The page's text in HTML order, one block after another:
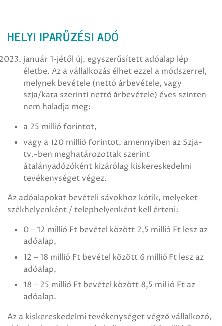
HELYI IPARŰZÉSI ADÓ
január 1-jétől új, egyszerűsített adóalap lép
életbe. Az a vállalkozás élhet ezzel a módszerrel,
melynek bevétele (nettó árbevétele, vagy
szja/kata szerinti nettó árbevétele) éves szinten
nem haladja meg:
a 25 millió forintot,
vagy a 120 millió forintot, amennyiben az Szja-
tv.-ben meghatározottak szerint
átalányadózóként kizárólag kiskereskedelmi
tevékenységet végez.
Az adóalapokat bevételi sávokhoz kötik, melyeket
székhelyenként / telephelyenként kell érteni:
0 – 12 millió Ft bevétel között 2,5 millió Ft lesz az
adóalap,
12 – 18 millió Ft bevétel között 6 millió Ft lesz az
adóalap,
18 – 25 millió Ft bevétel között 8,5 millió Ft az
adóalap.
Az a kiskereskedelmi tevékenységet végző vállalkozó,